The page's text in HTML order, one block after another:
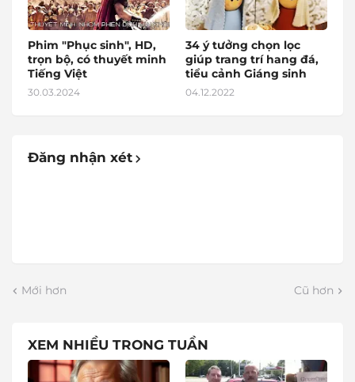
Phim "Phục sinh", HD,
trọn bộ, có thuyết minh
Tiếng Việt
30.03.2024
34 ý tưởng chọn lọc
giúp trang trí hang đá,
tiểu cảnh Giáng sinh
04.12.2022
Đăng nhận xét
Mới hơn Cũ hơn
XEM NHIỀU TRONG TUẦN